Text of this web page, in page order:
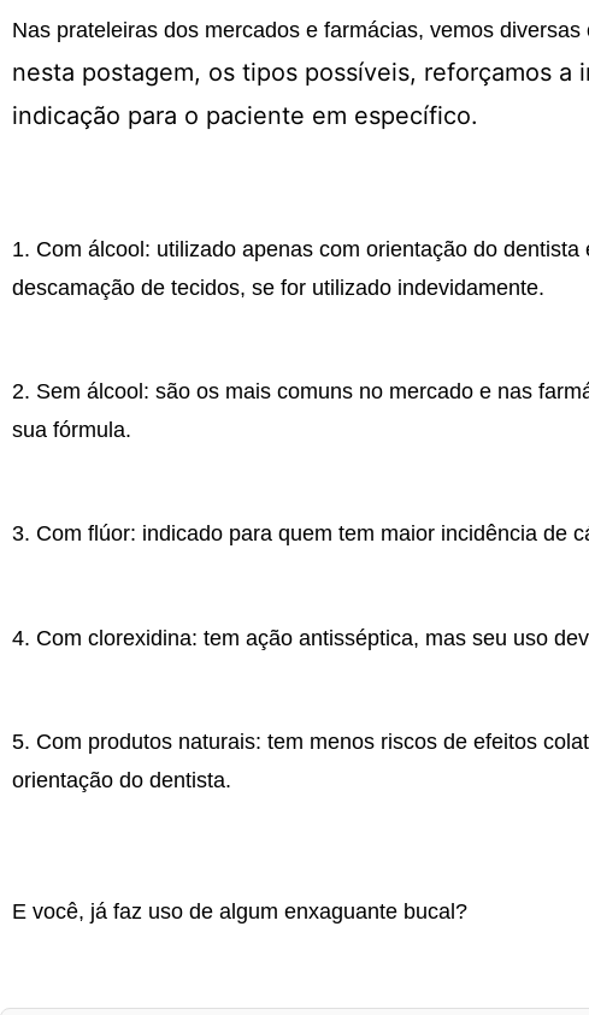
Nas prateleiras dos mercados e farmácias, vemos
nesta postagem, os tipos possíveis, reforçamos
indicação para o paciente em específico.
1. Com álcool: utilizado apenas com orientação do
descamação de tecidos, se for utilizado indevidamente.
2. Sem álcool: são os mais comuns no mercado e nas
sua fórmula.
3. Com flúor: indicado para quem tem maior incidência de
4. Com clorexidina: tem ação antisséptica, mas seu uso
5. Com produtos naturais: tem menos riscos de efeitos
orientação do dentista.
E você, já faz uso de algum enxaguante bucal?